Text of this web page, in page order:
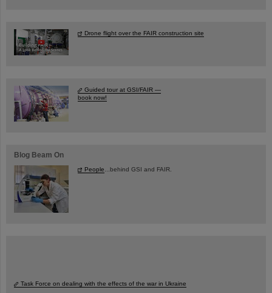
Drone flight over the FAIR construction site
Guided tour at GSI/FAIR —
book now!
Blog Beam On
People ...behind GSI and FAIR.
Task Force on dealing with the effects of the war in Ukraine